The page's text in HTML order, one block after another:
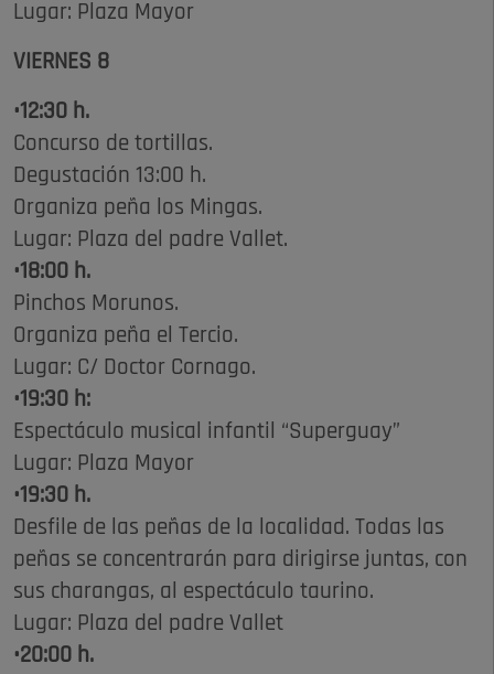
Lugar: Plaza Mayor
VIERNES 8
•12:30 h.
Concurso de tortillas.
Degustación 13:00 h.
Organiza peña los Mingas.
Lugar: Plaza del padre Vallet.
•18:00 h.
Pinchos Morunos.
Organiza peña el Tercio.
Lugar: C/ Doctor Cornago.
•19:30 h:
Espectáculo musical infantil “Superguay”
Lugar: Plaza Mayor
•19:30 h.
Desfile de las peñas de la localidad. Todas las
peñas se concentrarán para dirigirse juntas, con
sus charangas, al espectáculo taurino.
Lugar: Plaza del padre Vallet
•20:00 h.